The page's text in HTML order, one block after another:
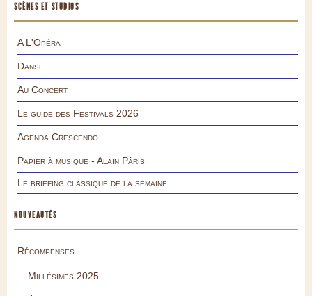
SCÈNES ET STUDIOS
A L'Opéra
Danse
Au Concert
Le guide des Festivals 2026
Agenda Crescendo
Papier à musique - Alain Pâris
Le briefing classique de la semaine
NOUVEAUTÉS
Récompenses
Millésimes 2025